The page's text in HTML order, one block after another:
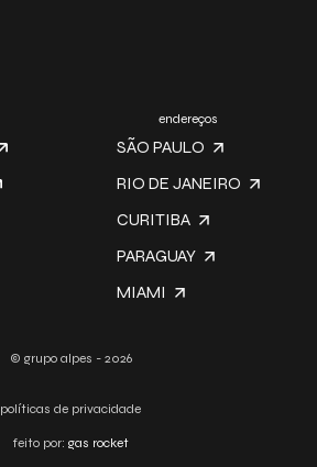
endereços
SÃO PAULO
RIO DE JANEIRO
CURITIBA
PARAGUAY
MIAMI
© grupo alpes - 2026
políticas de privacidade
feito por: gas rocket